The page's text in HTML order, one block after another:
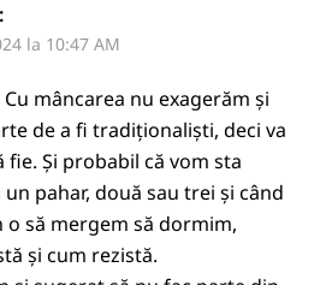
la 10:47 AM
mâncarea nu exagerăm și
de a fi tradiționaliști, deci va
fie. Și probabil că vom sta
un pahar, două sau trei și când
o să mergem să dormim,
și cum rezistă.